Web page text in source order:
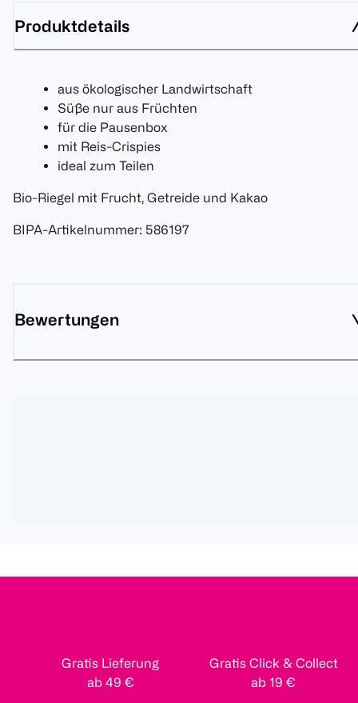
Produktdetails
aus ökologischer Landwirtschaft
Süße nur aus Früchten
für die Pausenbox
mit Reis-Crispies
ideal zum Teilen
Bio-Riegel mit Frucht, Getreide und Kakao
BIPA-Artikelnummer: 586197
Bewertungen
Gratis Lieferung
ab 49 €
Gratis Click & Collect
ab 19 €